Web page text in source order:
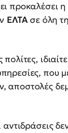
προκαλέσει
ΕΛΤΑσε όλη
που
αποστολές